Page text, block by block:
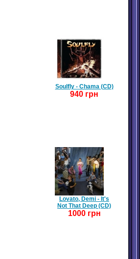
Soulfly - Chama (CD)
940 грн
Lovato, Demi - It's
Not That Deep (CD)
1000 грн